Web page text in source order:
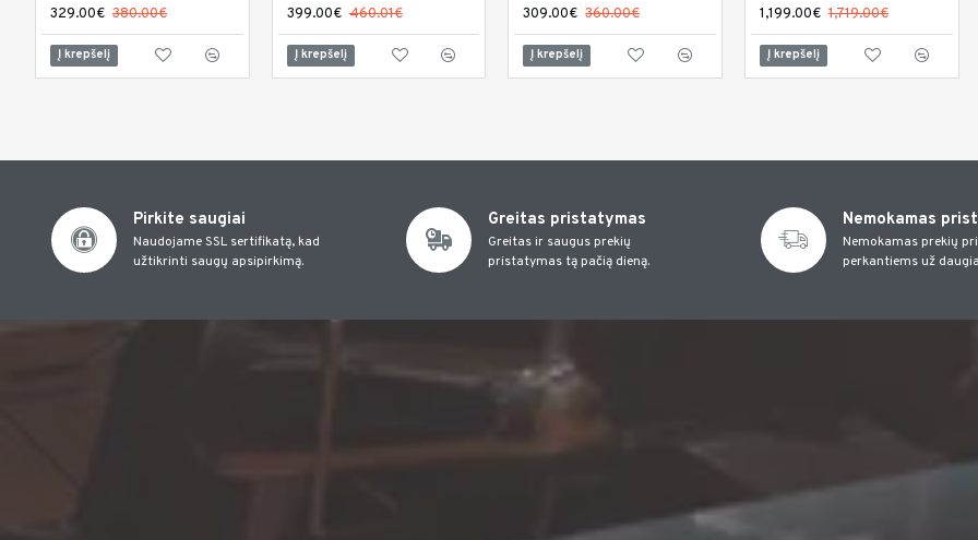
329.00€ 380.00€
Į krepšelį
399.00€ 460.01€
Į krepšelį
309.00€ 360.00€
Į krepšelį
539.00€ 650.00€
Į krepšelį
1,199.00€ 1,719.00€
Į krepšelį
Pirkite saugiai
Naudojame SSL sertifikatą, kad
užtikrinti saugų apsipirkimą.
Greitas pristatymas
Greitas ir saugus prekių
pristatymas tą pačią dieną.
Nemokamas
Nemokamas prekių
perkantiems už